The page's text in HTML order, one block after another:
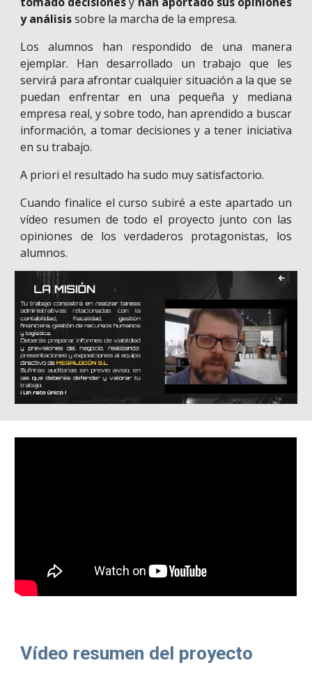
y análisissobre la marcha de la empresa.
Los alumnos han respondido de una manera
ejemplar. Han desarrollado un trabajo que les
servirá para afrontar cualquier situación a la que se
puedan enfrentar en una pequeña y mediana
empresa real, y sobre todo, han aprendido a buscar
información, a tomar decisiones y a tener iniciativa
en su trabajo.
A priori el resultado ha sudo muy satisfactorio.
Cuando finalice el curso subiré a este apartado un
vídeo resumen de todo el proyecto junto con las
opiniones de los verdaderos protagonistas, los
alumnos.
Vídeo resumen del proyecto